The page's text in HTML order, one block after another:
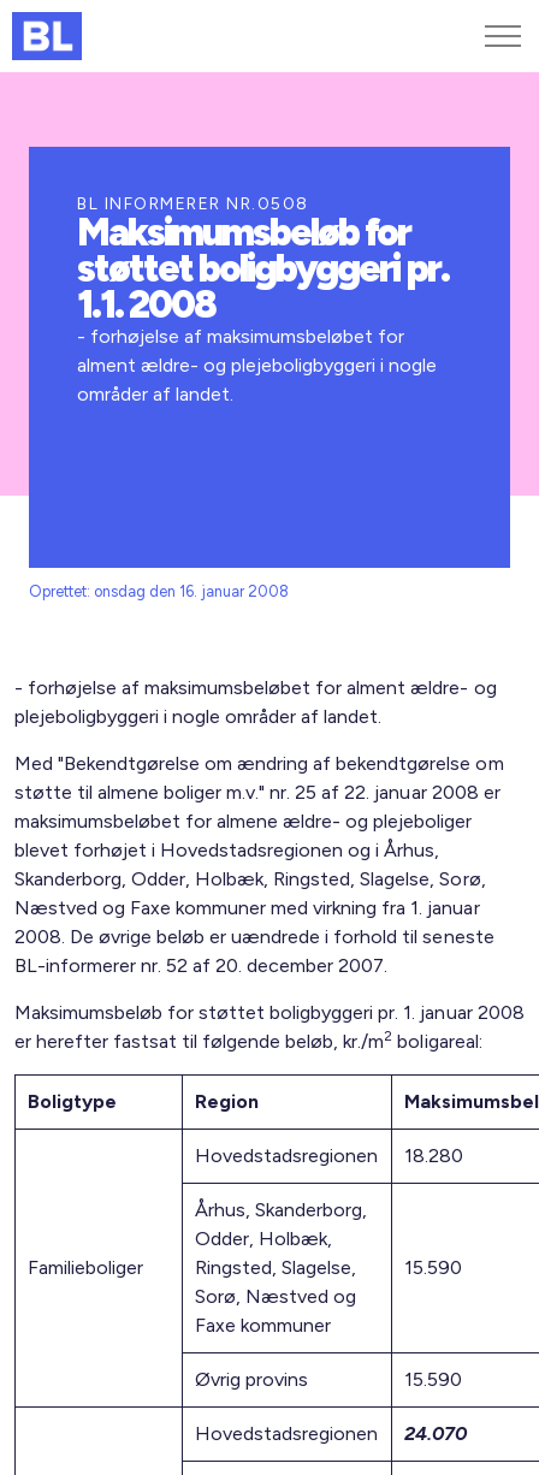
Kurser og arrangementer
Jobportalen
BL INFORMERER NR.0508
Maksimumsbeløb for
støttet boligbyggeri pr.
1.1. 2008
- forhøjelse af maksimumsbeløbet for
alment ældre- og plejeboligbyggeri i nogle
områder af landet.
Oprettet: onsdag den 16. januar 2008
- forhøjelse af maksimumsbeløbet for alment ældre- og
plejeboligbyggeri i nogle områder af landet.
Med "Bekendtgørelse om ændring af bekendtgørelse om
støtte til almene boliger m.v." nr. 25 af 22. januar 2008 er
maksimumsbeløbet for almene ældre- og plejeboliger
blevet forhøjet i Hovedstadsregionen og i Århus,
Skanderborg, Odder, Holbæk, Ringsted, Slagelse, Sorø,
Næstved og Faxe kommuner med virkning fra 1. januar
2008. De øvrige beløb er uændrede i forhold til seneste
BL-informerer nr. 52 af 20. december 2007.
Maksimumsbeløb for støttet boligbyggeri pr. 1. januar 2008
er herefter fastsat til følgende beløb, kr./m2 boligareal:
Boligtype Region
Familieboliger
Hovedstadsregionen 18.280
Århus, Skanderborg,
Odder, Holbæk,
Ringsted, Slagelse,
Sorø, Næstved og
Faxe kommuner
15.590
Øvrig provins 15.590
Hovedstadsregionen 24.070